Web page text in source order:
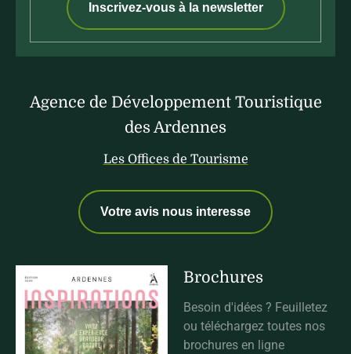
Inscrivez-vous à la newsletter
Agence de Développement Touristique
des Ardennes
Les Offices de Tourisme
Votre avis nous interesse
Brochures
Besoin d'idées ? Feuilletez
ou téléchargez toutes nos
brochures en ligne